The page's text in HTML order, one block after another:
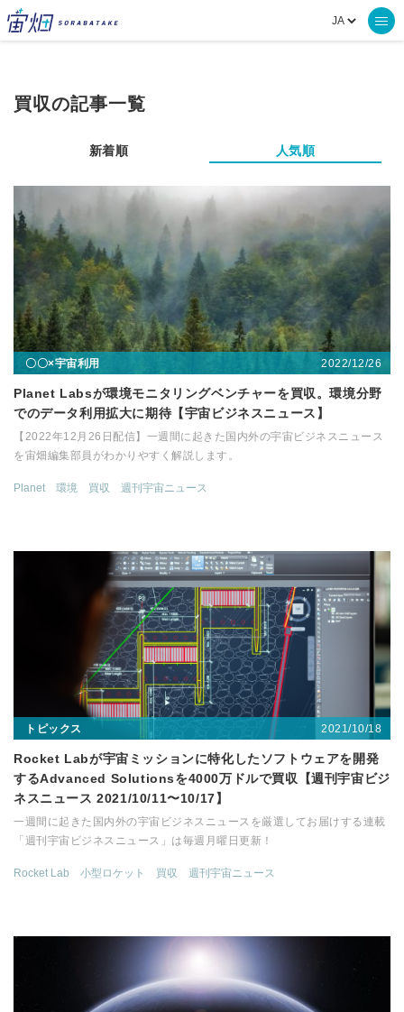
買収の記事一覧
新着順 人気順
〇〇×宇宙利用 2022/12/26
Planet Labsが環境モニタリングベンチャーを買収。環境分野
でのデータ利用拡大に期待【宇宙ビジネスニュース】
【2022年12月26日配信】一週間に起きた国内外の宇宙ビジネスニュース
を宙畑編集部員がわかりやすく解説します。
Planet 環境 買収 週刊宇宙ニュース
トピックス 2021/10/18
Rocket Labが宇宙ミッションに特化したソフトウェアを開発
するAdvanced Solutionsを4000万ドルで買収【週刊宇宙ビジ
ネスニュース 2021/10/11〜10/17】
一週間に起きた国内外の宇宙ビジネスニュースを厳選してお届けする連載
「週刊宇宙ビジネスニュース」は毎週月曜日更新！
Rocket Lab 小型ロケット 買収 週刊宇宙ニュース